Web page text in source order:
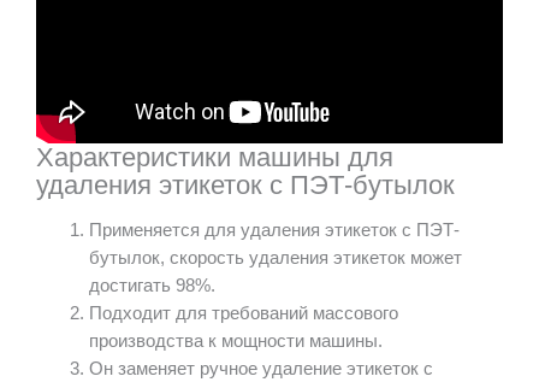
Характеристики машины для
удаления этикеток с ПЭТ-бутылок
Применяется для удаления этикеток с ПЭТ-
бутылок, скорость удаления этикеток может
достигать 98%.
Подходит для требований массового
производства к мощности машины.
Он заменяет ручное удаление этикеток с